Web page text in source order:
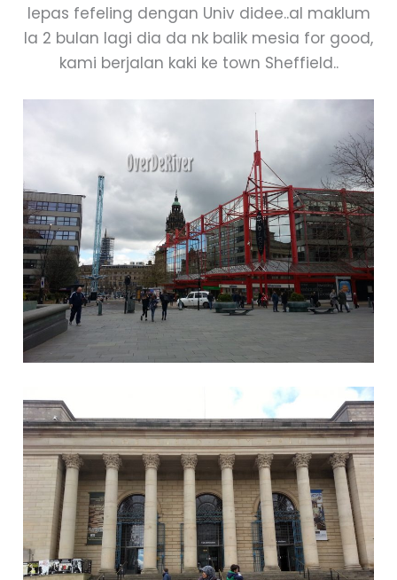
lepas fefeling dengan Univ didee..al maklum
la 2 bulan lagi dia da nk balik mesia for good,
kami berjalan kaki ke town Sheffield..